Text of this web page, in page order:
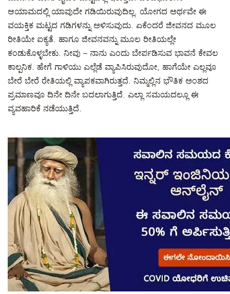
ಆಯಾಮದಲ್ಲಿ ಯಾವುದೇ ಗಡಿಯಿರುವುದಿಲ್ಲ. ಯೋಗದ ಅರ್ಥವೇ ಈ
ವಯಕ್ತಿಕ ಮಟ್ಟದ ಗಡಿಗಳನ್ನು ಅಳಿಸುವುದು. ಏಕೆಂದರೆ ಜೀವನದ ಮೂಲ
ರೀತಿಯೇ ಐಕ್ಯತೆ. ಹಾಗೂ ಜೀವನವನ್ನು ಮೂಲ ರೀತಿಯಲ್ಲೇ
ಕಂಡುಕೊಳ್ಳಬೇಕು. ನೀವು – ನಾನು ಎಂದು ಬೇರ್ಪಡಿಸುವ ಭಾವನೆ ಕೇವಲ
ಕಾಲ್ಪನಿಕ. ಹೇಗೆ ಗಾಳಿಯು ಎಲ್ಲೆಡೆ ವ್ಯಾಪಿಸಿರುವುದೋ, ಹಾಗೆಯೇ ಎಲ್ಲವೂ
ಬೇರೆ ಬೇರೆ ರೇತಿಯಲ್ಲಿ ವ್ಯಾಪಕವಾಗಿರುತ್ತದೆ. ನಿಮ್ಮಲ್ಲಿನ ಭೌತಿಕ ಅಂಶದ
ಪ್ರಮಾಣವೂ ದಿನೇ ದಿನೇ ಬದಲಾಗುತ್ತಿದೆ. ಎಲ್ಲಾ ಸಮಯದಲ್ಲೂ ಈ
ವ್ಯವಹಾರಿಕೆ ನಡೆಯುತ್ತಿದೆ.